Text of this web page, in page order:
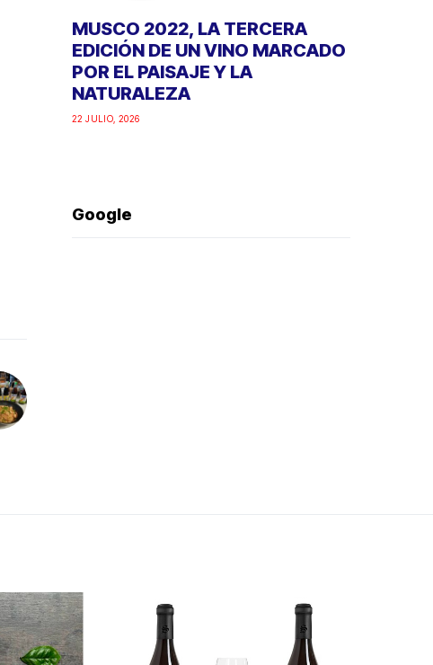
MUSCO 2022, LA TERCERA
EDICIÓN DE UN VINO MARCADO
POR EL PAISAJE Y LA
NATURALEZA
22 JULIO, 2026
Google